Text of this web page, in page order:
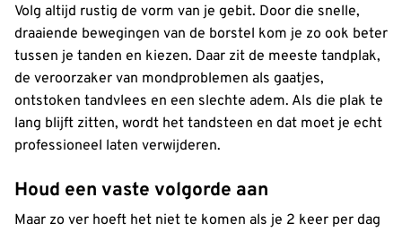
Volg altijd rustig de vorm van je gebit. Door die snelle,
draaiende bewegingen van de borstel kom je zo ook beter
tussen je tanden en kiezen. Daar zit de meeste tandplak,
de veroorzaker van mondproblemen als gaatjes,
ontstoken tandvlees en een slechte adem. Als die plak te
lang blijft zitten, wordt het tandsteen en dat moet je echt
professioneel laten verwijderen.
Houd een vaste volgorde aan
Maar zo ver hoeft het niet te komen als je 2 keer per dag